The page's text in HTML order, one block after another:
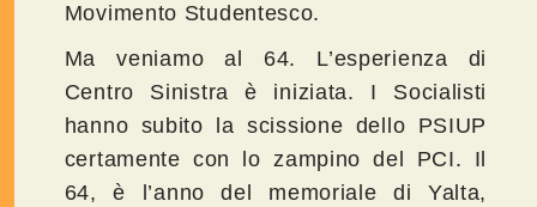
Movimento Studentesco.
Ma veniamo al 64. L’esperienza di
Centro Sinistra è iniziata. I Socialisti
hanno subito la scissione dello PSIUP
certamente con lo zampino del PCI. Il
64, è l’anno del memoriale di Yalta,